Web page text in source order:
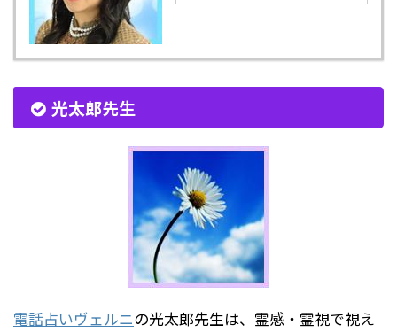
光太郎先生
電話占いヴェルニの光太郎先生は、霊感・霊視で視え